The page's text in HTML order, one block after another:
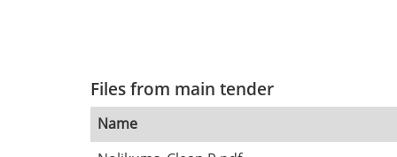
Files from main tender
Name